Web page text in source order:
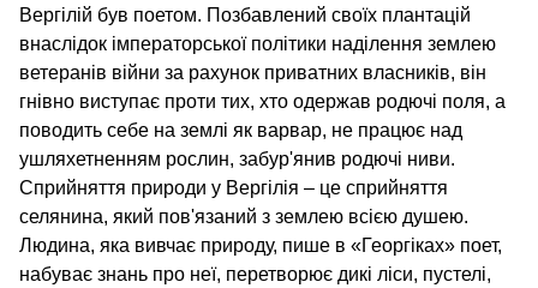
Вергілій був поетом. Позбавлений своїх плантацій
внаслідок імператорської політики наділення землею
ветеранів війни за рахунок приватних власників, він
гнівно виступає проти тих, хто одержав родючі поля, а
поводить себе на землі як варвар, не працює над
ушляхетненням рослин, забур'янив родючі ниви.
Сприйняття природи у Вергілія – це сприйняття
селянина, який пов'язаний з землею всією душею.
Людина, яка вивчає природу, пише в «Георгіках» поет,
набуває знань про неї, перетворює дикі ліси, пустелі,